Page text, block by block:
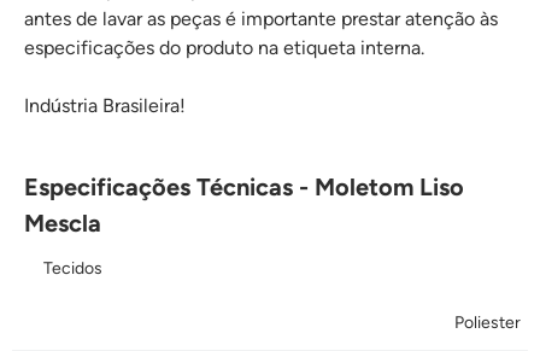
antes de lavar as peças é importante prestar atenção às
especificações do produto na etiqueta interna.
Indústria Brasileira!
Especificações Técnicas - Moletom Liso
Mescla
Tecidos
Poliester